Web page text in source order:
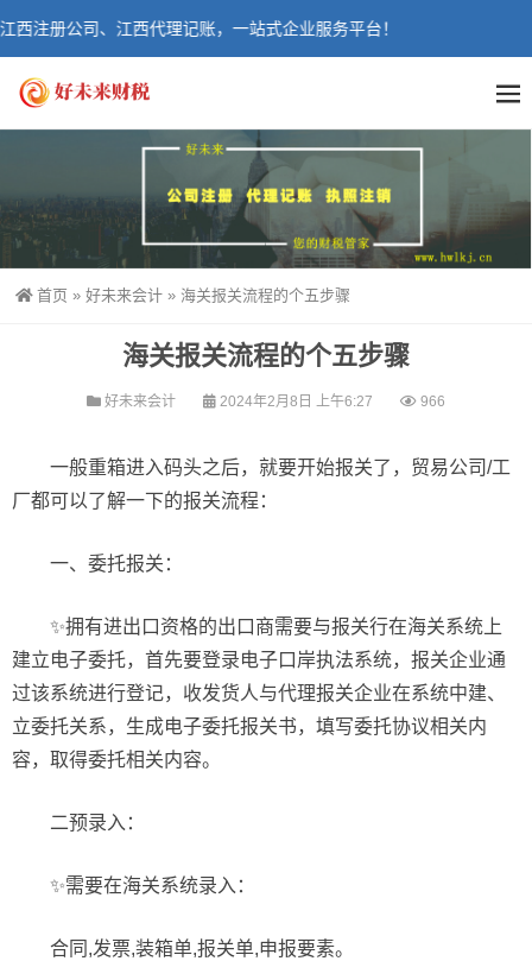
注册公司、江西代理记账，一站式企业服务平台！
首页 » 好未来会计 » 海关报关流程的个五步骤
海关报关流程的个五步骤
好未来会计 2024年2月8日 上午6:27 966
一般重箱进入码头之后，就要开始报关了，贸易公司/工
厂都可以了解一下的报关流程：
一、委托报关：
✨拥有进出口资格的出口商需要与报关行在海关系统上
建立电子委托，首先要登录电子口岸执法系统，报关企业通
过该系统进行登记，收发货人与代理报关企业在系统中建、
立委托关系，生成电子委托报关书，填写委托协议相关内
容，取得委托相关内容。
二预录入：
✨需要在海关系统录入：
合同,发票,装箱单,报关单,申报要素。